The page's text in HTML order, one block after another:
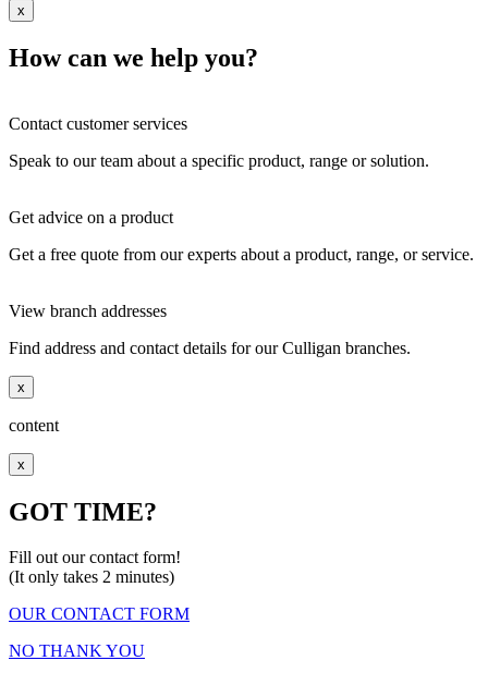
x
How can we help you?
Contact customer services
Speak to our team about a specific product, range or solution.
Get advice on a product
Get a free quote from our experts about a product, range, or service.
View branch addresses
Find address and contact details for our Culligan branches.
x
content
x
GOT TIME?
Fill out our contact form!
(It only takes 2 minutes)
OUR CONTACT FORM
NO THANK YOU